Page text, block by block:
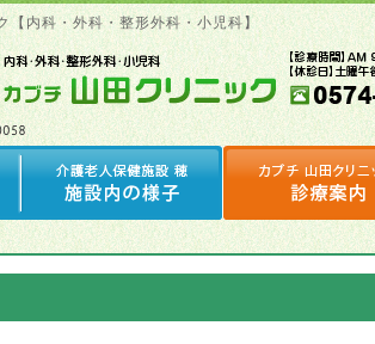
【内科・外科・整形外科・小児科】